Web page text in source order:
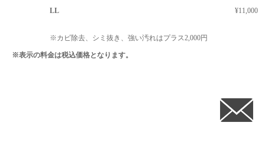
LL ¥11,000
※カビ除去、シミ抜き、強い汚れはプラス2,000円
※表示の料金は税込価格となります。